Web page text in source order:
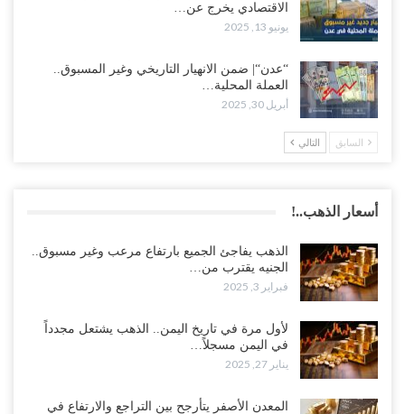
الاقتصادي يخرج عن…
يونيو 13, 2025
“عدن“| ضمن الانهيار التاريخي وغير المسبوق..
العملة المحلية…
أبريل 30, 2025
السابق التالي
أسعار الذهب..!
الذهب يفاجئ الجميع بارتفاع مرعب وغير مسبوق..
الجنيه يقترب من…
فبراير 3, 2025
لأول مرة في تاريخ اليمن.. الذهب يشتعل مجدداً
في اليمن مسجلاً…
يناير 27, 2025
المعدن الأصفر يتأرجح بين التراجع والارتفاع في